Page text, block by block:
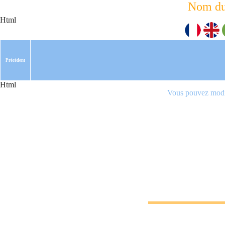
Html
Nom
Html
Précédent
Vous pouvez